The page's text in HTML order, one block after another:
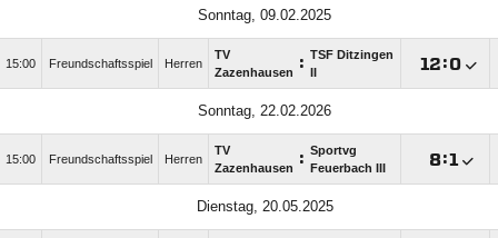
Sonntag, 09.02.2025
15:00 Freundschaftsspiel Herren
TV
Zazenhausen : TSF Ditzingen
:
Sonntag, 22.02.2026
15:00 Freundschaftsspiel Herren
TV
Zazenhausen : Sportvg
Feuerbach III
:
Dienstag, 20.05.2025